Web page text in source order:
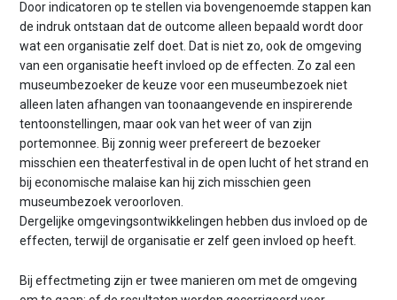
Door indicatoren op te stellen via bovengenoemde stappen kan
de indruk ontstaan dat de outcome alleen bepaald wordt door
wat een organisatie zelf doet. Dat is niet zo, ook de omgeving
van een organisatie heeft invloed op de effecten. Zo zal een
museumbezoeker de keuze voor een museumbezoek niet
alleen laten afhangen van toonaangevende en inspirerende
tentoonstellingen, maar ook van het weer of van zijn
portemonnee. Bij zonnig weer prefereert de bezoeker
misschien een theaterfestival in de open lucht of het strand en
bij economische malaise kan hij zich misschien geen
museumbezoek veroorloven.
Dergelijke omgevingsontwikkelingen hebben dus invloed op de
effecten, terwijl de organisatie er zelf geen invloed op heeft.
Bij effectmeting zijn er twee manieren om met de omgeving